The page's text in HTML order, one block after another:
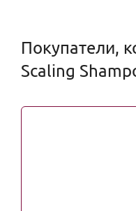
Покупатели,
Scaling